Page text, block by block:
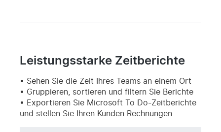
Leistungsstarke Zeitberichte
Sehen Sie die Zeit Ihres Teams an einem Ort
Gruppieren, sortieren und filtern Sie Berichte
Exportieren Sie Microsoft To Do-Zeitberichte
und stellen Sie Ihren Kunden Rechnungen